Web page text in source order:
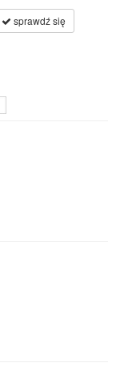
sprawdź się